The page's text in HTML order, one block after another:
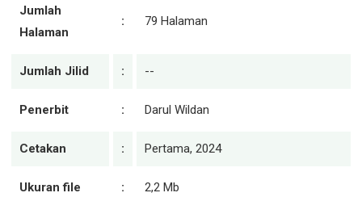
Jumlah
Halaman
: 79 Halaman
Jumlah Jilid : --
Penerbit : Darul Wildan
Cetakan : Pertama, 2024
Ukuran file : 2,2 Mb